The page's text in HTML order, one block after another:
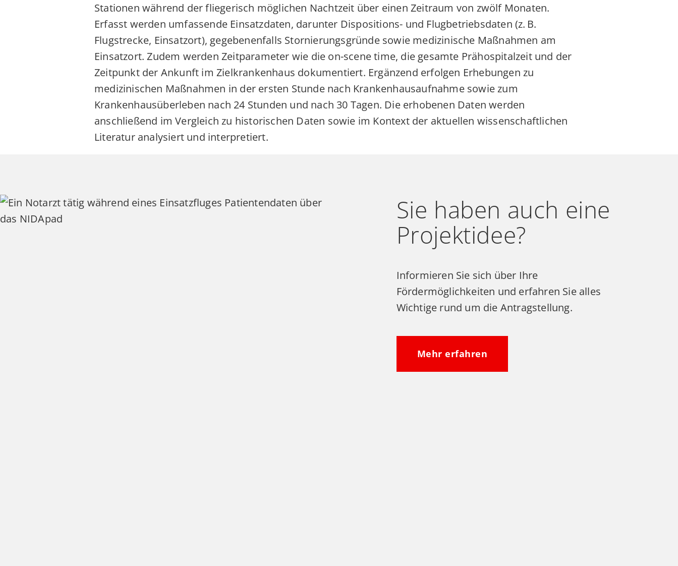
Stationen während der fliegerisch möglichen Nachtzeit über einen Zeitraum von zwölf Monaten.
Erfasst werden umfassende Einsatzdaten, darunter Dispositions- und Flugbetriebsdaten (z. B.
Flugstrecke, Einsatzort), gegebenenfalls Stornierungsgründe sowie medizinische Maßnahmen am
Einsatzort. Zudem werden Zeitparameter wie die on-scene time, die gesamte Prähospitalzeit und der
Zeitpunkt der Ankunft im Zielkrankenhaus dokumentiert. Ergänzend erfolgen Erhebungen zu
medizinischen Maßnahmen in der ersten Stunde nach Krankenhausaufnahme sowie zum
Krankenhausüberleben nach 24 Stunden und nach 30 Tagen. Die erhobenen Daten werden
anschließend im Vergleich zu historischen Daten sowie im Kontext der aktuellen wissenschaftlichen
Literatur analysiert und interpretiert.
Sie haben auch eine
Projektidee?
Informieren Sie sich über Ihre
Fördermöglichkeiten und erfahren Sie alles
Wichtige rund um die Antragstellung.
Mehr erfahren